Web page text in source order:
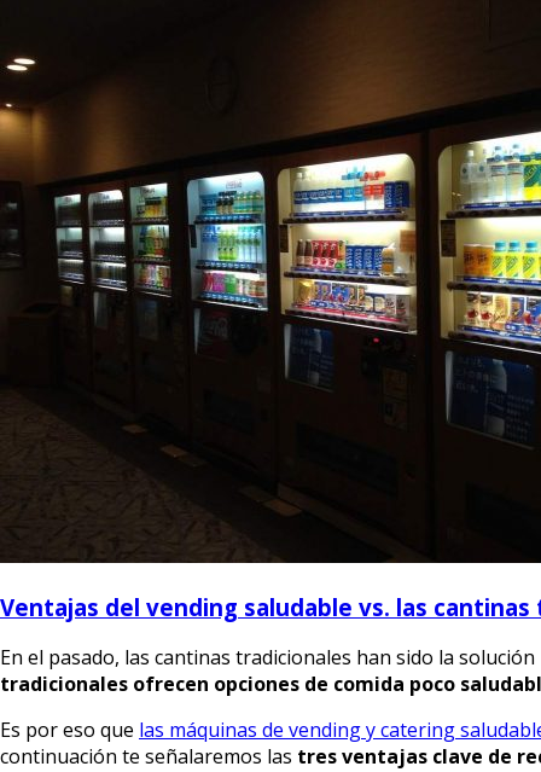
Ventajas del vending saludable vs. las
En el pasado, las cantinas tradicionales han sido la
tradicionales ofrecen opciones de comida poco
Es por eso que las máquinas de vending y catering
continuación te señalaremos las tres ventajas clave de